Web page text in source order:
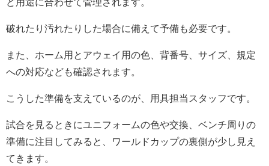
破れたり汚れたりした場合に備えて予備も必要です。
また、ホーム用とアウェイ用の色、背番号、サイズ、規定
への対応なども確認されます。
こうした準備を支えているのが、用具担当スタッフです。
試合を見るときにユニフォームの色や交換、ベンチ周りの
準備に注目してみると、ワールドカップの裏側が少し見え
てきます。